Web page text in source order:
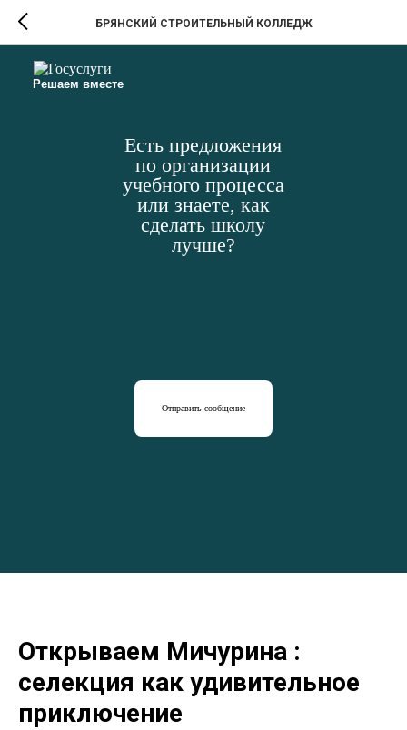
Решаем вместе
Есть предложения
по организации
учебного процесса
или знаете, как
сделать школу
лучше?
Отправить сообщение
БРЯНСКИЙ СТРОИТЕЛЬНЫЙ КОЛЛЕДЖ
Открываем Мичурина :
селекция как удивительное
приключение